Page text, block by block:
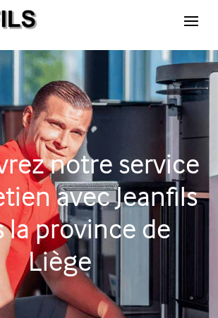
notre service
avec Jeanfils
la province de
Liège